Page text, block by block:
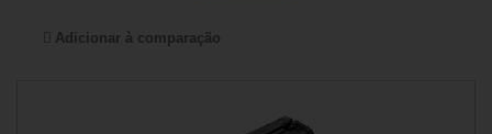
Adicionar à comparação